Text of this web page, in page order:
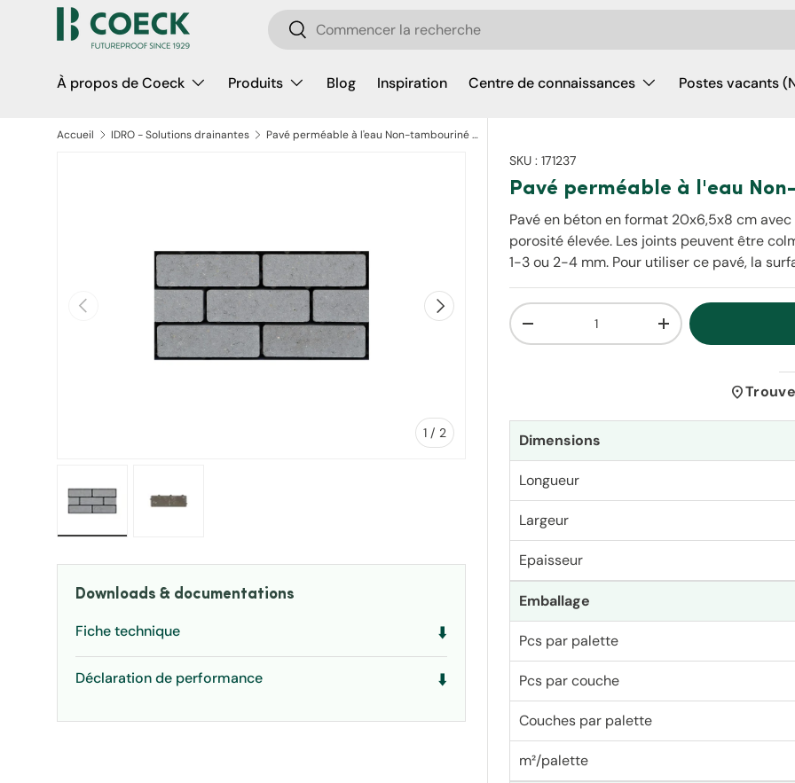
Aller au contenu Recherche
Rechercher
À propos de Coeck Produits Blog Inspiration Centre de connaissances Postes vacants
Accueil IDRO - Solutions drainantes Pavé perméable à l'eau Non-tambouriné 20 x 6,5 x 8 - Gris
Précédent
1 / de
2
Suivant
SKU : 171237
Pavé perméable à l'eau
Pavé en béton en format 20x6,5x8 cm
porosité élevée. Les joints peuvent être
1-3 ou 2-4 mm. Pour utiliser ce pavé, la
Qté
Diminuer la quantité
Augmenter la
location_on
Dimensions
Longueur
Largeur
Epaisseur
Emballage
Pcs par palette
Pcs par couche
Couches par palette
m²/palette
Downloads & documentations
Fiche technique ⬇️
Déclaration de performance ⬇️